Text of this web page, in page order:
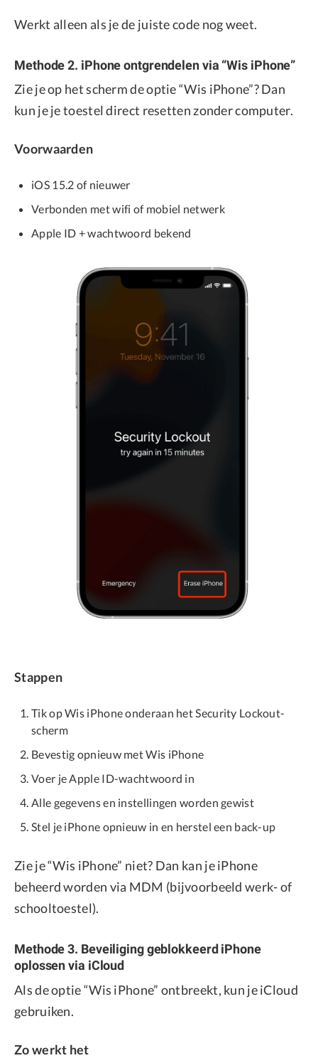
Werkt alleen als je de juiste code nog weet.
Methode 2. iPhone ontgrendelen via “Wis iPhone”
Zie je op het scherm de optie “Wis iPhone”? Dan
kun je je toestel direct resetten zonder computer.
Voorwaarden
iOS 15.2 of nieuwer
Verbonden met wifi of mobiel netwerk
Apple ID + wachtwoord bekend
Stappen
Tik op Wis iPhone onderaan het Security Lockout-
scherm
Bevestig opnieuw met Wis iPhone
Voer je Apple ID-wachtwoord in
Alle gegevens en instellingen worden gewist
Stel je iPhone opnieuw in en herstel een back-up
Zie je “Wis iPhone” niet? Dan kan je iPhone
beheerd worden via MDM (bijvoorbeeld werk- of
schooltoestel).
Methode 3. Beveiliging geblokkeerd iPhone
oplossen via iCloud
Als de optie “Wis iPhone” ontbreekt, kun je iCloud
gebruiken.
Zo werkt het